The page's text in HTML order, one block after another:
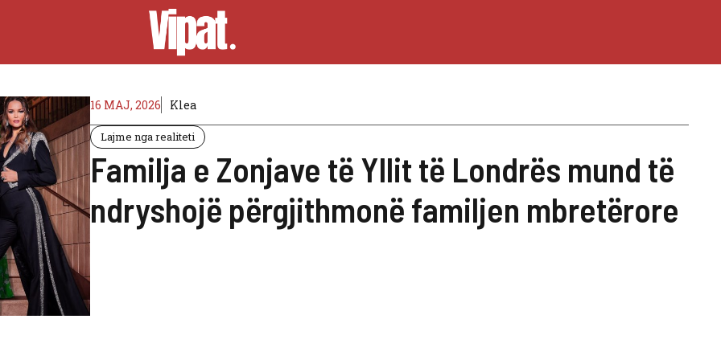
16 MAJ, 2026 Klea
Lajme nga realiteti
Familja e Zonjave të Yllit të Londrës mund të
ndryshojë përgjithmonë familjen mbretërore